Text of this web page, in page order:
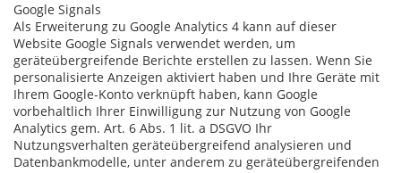
Google Signals
Als Erweiterung zu Google Analytics 4 kann auf dieser
Website Google Signals verwendet werden, um
geräteübergreifende Berichte erstellen zu lassen. Wenn Sie
personalisierte Anzeigen aktiviert haben und Ihre Geräte mit
Ihrem Google-Konto verknüpft haben, kann Google
vorbehaltlich Ihrer Einwilligung zur Nutzung von Google
Analytics gem. Art. 6 Abs. 1 lit. a DSGVO Ihr
Nutzungsverhalten geräteübergreifend analysieren und
Datenbankmodelle, unter anderem zu geräteübergreifenden